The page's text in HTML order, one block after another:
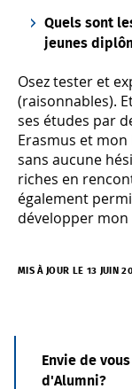
Quels sont
jeunes
Osez tester et
(raisonnables).
ses études par
Erasmus et
sans aucune
riches en
également
développer mon
MIS À JOUR LE 13 JUIN
Envie de
d'Alumni?